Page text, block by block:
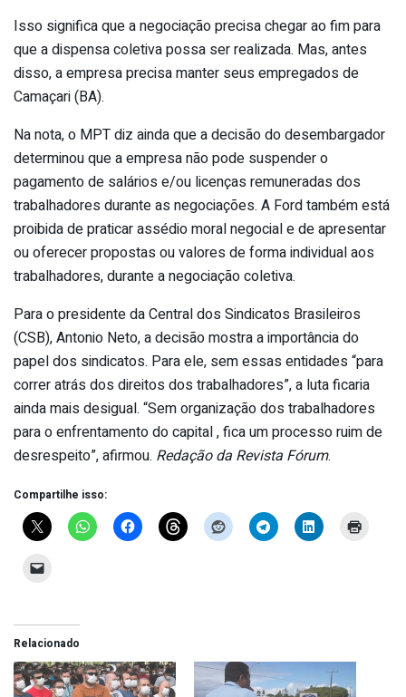
Isso significa que a negociação precisa chegar ao fim para
que a dispensa coletiva possa ser realizada. Mas, antes
disso, a empresa precisa manter seus empregados de
Camaçari (BA).
Na nota, o MPT diz ainda que a decisão do desembargador
determinou que a empresa não pode suspender o
pagamento de salários e/ou licenças remuneradas dos
trabalhadores durante as negociações. A Ford também está
proibida de praticar assédio moral negocial e de apresentar
ou oferecer propostas ou valores de forma individual aos
trabalhadores, durante a negociação coletiva.
Para o presidente da Central dos Sindicatos Brasileiros
(CSB), Antonio Neto, a decisão mostra a importância do
papel dos sindicatos. Para ele, sem essas entidades “para
correr atrás dos direitos dos trabalhadores”, a luta ficaria
ainda mais desigual. “Sem organização dos trabalhadores
para o enfrentamento do capital , fica um processo ruim de
desrespeito”, afirmou. Redação da Revista Fórum.
Compartilhe isso:
Relacionado